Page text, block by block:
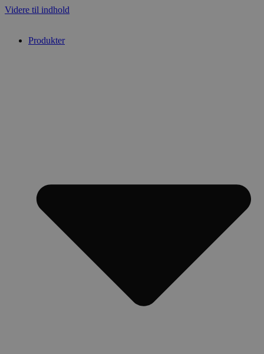
Videre til indhold
Produkter